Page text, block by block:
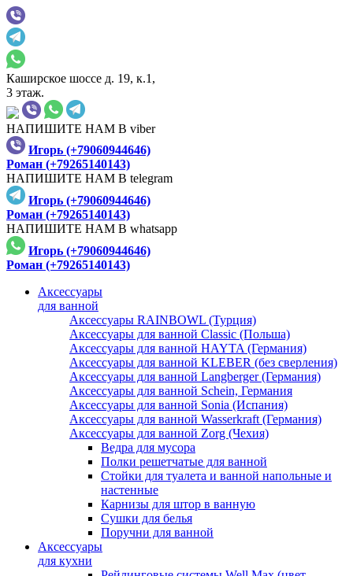
Каширское шоссе д. 19, к.1,
3 этаж.
НАПИШИТЕ НАМ В viber
Игорь (+79060944646)
Роман (+79265140143)
НАПИШИТЕ НАМ В telegram
Игорь (+79060944646)
Роман (+79265140143)
НАПИШИТЕ НАМ В whatsapp
Игорь (+79060944646)
Роман (+79265140143)
Аксессуары
для ванной
Аксессуары RAINBOWL (Турция)
Аксессуары для ванной Classic (Польша)
Аксессуары для ванной HAYTA (Германия)
Аксессуары для ванной KLEBER (без сверления)
Аксессуары для ванной Langberger (Германия)
Аксессуары для ванной Schein, Германия
Аксессуары для ванной Sonia (Испания)
Аксессуары для ванной Wasserkraft (Германия)
Аксессуары для ванной Zorg (Чехия)
Ведра для мусора
Полки решетчатые для ванной
Стойки для туалета и ванной напольные и
настенные
Карнизы для штор в ванную
Сушки для белья
Поручни для ванной
Аксессуары
для кухни